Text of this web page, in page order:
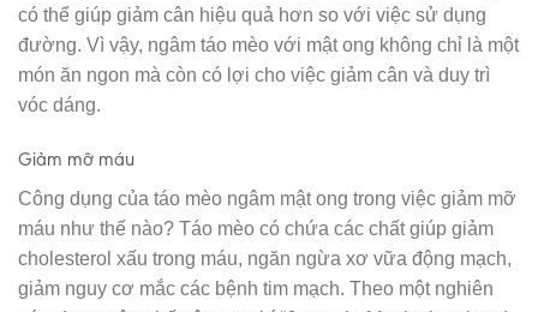
có thể giúp giảm cân hiệu quả hơn so với việc sử dụng
đường. Vì vậy, ngâm táo mèo với mật ong không chỉ là một
món ăn ngon mà còn có lợi cho việc giảm cân và duy trì
vóc dáng.
Giảm mỡ máu
Công dụng của táo mèo ngâm mật ong trong việc giảm mỡ
máu như thế nào? Táo mèo có chứa các chất giúp giảm
cholesterol xấu trong máu, ngăn ngừa xơ vữa động mạch,
giảm nguy cơ mắc các bệnh tim mạch. Theo một nghiên